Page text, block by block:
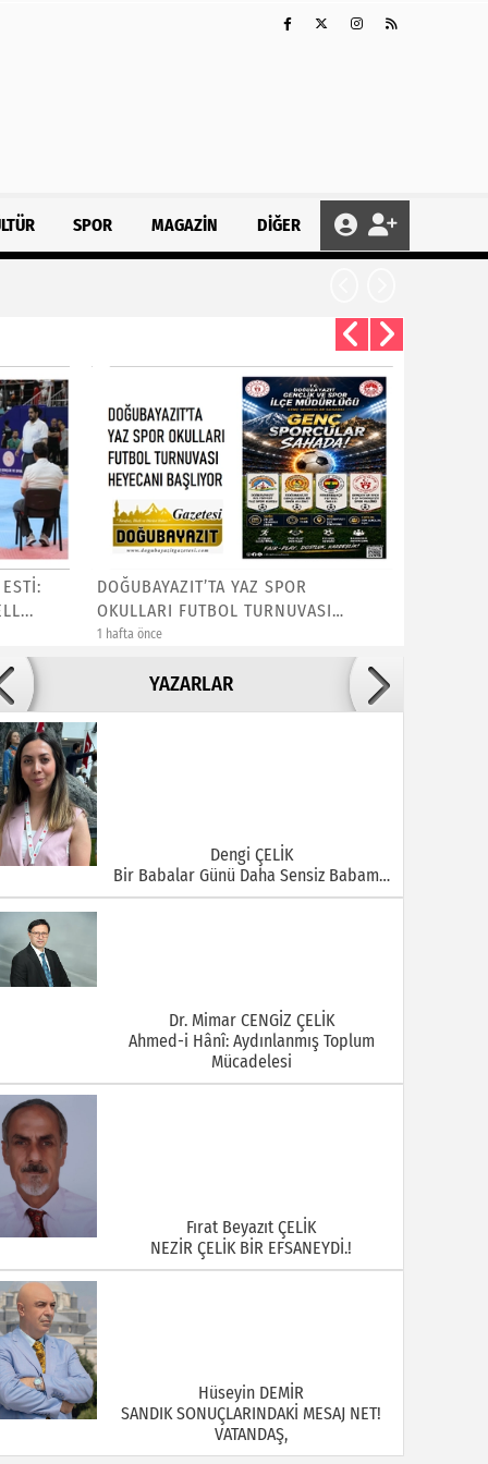
SPOR MAGAZIN DİĞER
DOĞUBAYAZIT’TA YAZ SPOR
OKULLARI FUTBOL TURNUVASI
HEYECANI B...
1 hafta önce
YAZARLAR
Bu Şehrin Ortasında Çürüyen Bir Yapı Var
Dengi ÇELİK
Bir Babalar Günü Daha Sensiz Babam…
Dr. Mimar CENGİZ ÇELİK
Ahmed-i Hânî: Aydınlanmış Toplum
Mücadelesi
Fırat Beyazıt ÇELİK
NEZİR ÇELİK BİR EFSANEYDİ.!
Hüseyin DEMİR
SANDIK SONUÇLARINDAKİ MESAJ NET!
VATANDAŞ,